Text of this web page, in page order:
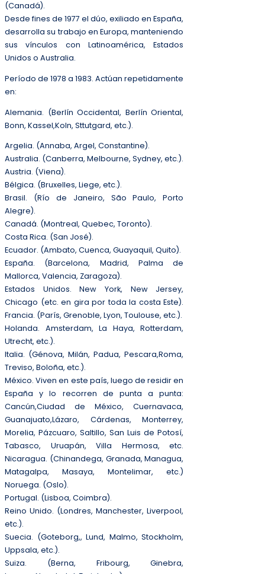
(Canadá).
Desde fines de 1977 el dúo, exiliado en España,
desarrolla su trabajo en Europa, manteniendo
sus vínculos con Latinoamérica, Estados
Unidos o Australia.
Período de 1978 a 1983. Actúan repetidamente
en:
Alemania. (Berlín Occidental, Berlín Oriental,
Bonn, Kassel,Koln, Sttutgard, etc.).
Argelia. (Annaba, Argel, Constantine).
Australia. (Canberra, Melbourne, Sydney, etc.).
Austria. (Viena).
Bélgica. (Bruxelles, Liege, etc.).
Brasil. (Río de Janeiro, São Paulo, Porto
Alegre).
Canadá. (Montreal, Quebec, Toronto).
Costa Rica. (San José).
Ecuador. (Ambato, Cuenca, Guayaquil, Quito).
España. (Barcelona, Madrid, Palma de
Mallorca, Valencia, Zaragoza).
Estados Unidos. New York, New Jersey,
Chicago (etc. en gira por toda la costa Este).
Francia. (París, Grenoble, Lyon, Toulouse, etc.).
Holanda. Amsterdam, La Haya, Rotterdam,
Utrecht, etc.).
Italia. (Génova, Milán, Padua, Pescara,Roma,
Treviso, Boloña, etc.).
México. Viven en este país, luego de residir en
España y lo recorren de punta a punta:
Cancún,Ciudad de México, Cuernavaca,
Guanajuato,Lázaro, Cárdenas, Monterrey,
Morelia, Pázcuaro, Saltillo, San Luis de Potosí,
Tabasco, Uruapán, Villa Hermosa, etc.
Nicaragua. (Chinandega, Granada, Managua,
Matagalpa, Masaya, Montelimar, etc.)
Noruega. (Oslo).
Portugal. (Lisboa, Coimbra).
Reino Unido. (Londres, Manchester, Liverpool,
etc.).
Suecia. (Goteborg,, Lund, Malmo, Stockholm,
Uppsala, etc.).
Suiza. (Berna, Fribourg, Ginebra,